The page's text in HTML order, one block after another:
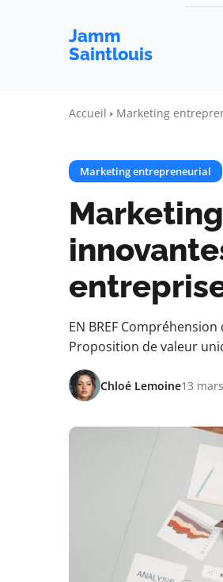
Jamm
Saintlouis
Accueil Marketing
Marketing entrepreneurial
EN BREF
Proposition de valeur
Chloé Lemoine13